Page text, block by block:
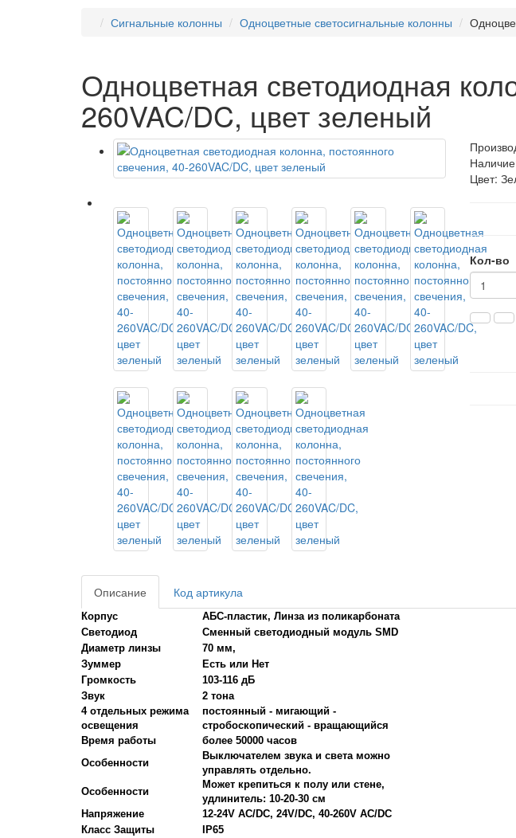
Сигнальные колонны Одноцветные светосигнальные колонны
Одноцветная светодиодная
260VAC/DC, цвет зеленый
Цвет:
Кол-во
Описание Код артикула
Корпус
АБС-пластик, Линза из поликарбоната
Светодиод
Сменный светодиодный модуль SMD
Диаметр линзы
70 мм,
Зуммер
Есть или Нет
Громкость
103-116 дБ
Звук
2 тона
4 отдельных режима
освещения
постоянный - мигающий -
стробоскопический - вращающийся
Время работы
более 50000 часов
Особенности
Выключателем звука и света можно
управлять отдельно.
Особенности
Может крепиться к полу или стене,
удлинитель: 10-20-30 см
Напряжение
12-24V AC/DC, 24V/DC, 40-260V AC/DC
Класс Защиты
IP65